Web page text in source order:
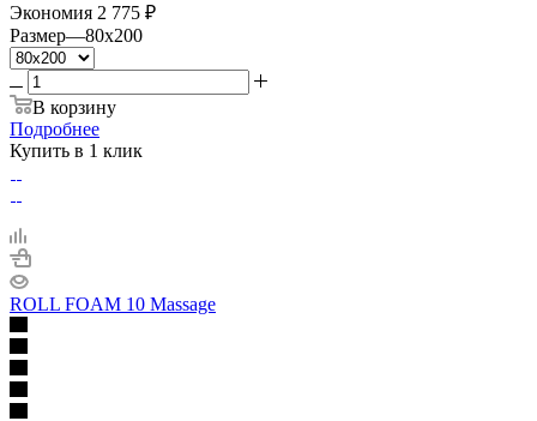
Экономия 2 775 ₽
Размер—80x200
В корзину
Подробнее
Купить в 1 клик
ROLL FOAM 10 Massage